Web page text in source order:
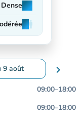
Denseman
man
man
man
man
man
9 août
pour changer de
chevron_right
09:00–18:00
09:00–18:00